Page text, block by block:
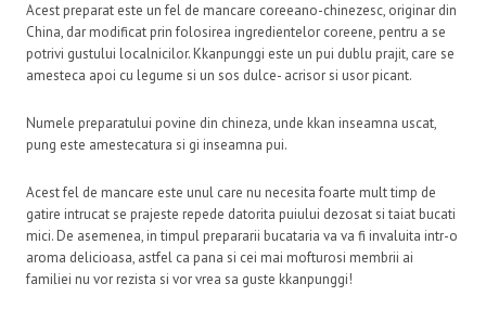
Acest preparat este un fel de mancare coreeano-chinezesc, originar din
China, dar modificat prin folosirea ingredientelor coreene, pentru a se
potrivi gustului localnicilor. Kkanpunggi este un pui dublu prajit, care se
amesteca apoi cu legume si un sos dulce- acrisor si usor picant.
Numele preparatului povine din chineza, unde kkan inseamna uscat,
pung este amestecatura si gi inseamna pui.
Acest fel de mancare este unul care nu necesita foarte mult timp de
gatire intrucat se prajeste repede datorita puiului dezosat si taiat bucati
mici. De asemenea, in timpul prepararii bucataria va va fi invaluita intr-o
aroma delicioasa, astfel ca pana si cei mai mofturosi membrii ai
familiei nu vor rezista si vor vrea sa guste kkanpunggi!